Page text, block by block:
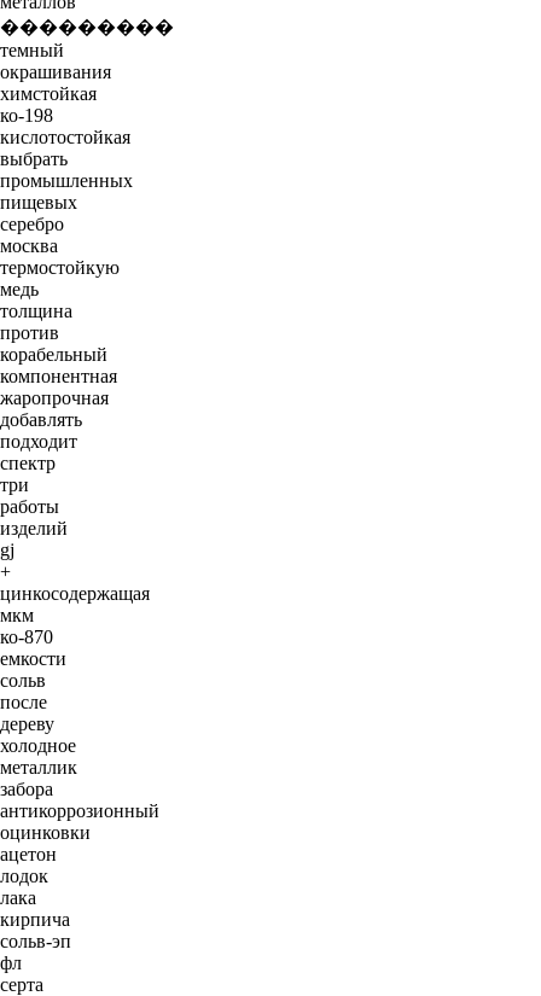
���������
темный
окрашивания
химстойкая
ко-198
кислотостойкая
выбрать
промышленных
пищевых
серебро
москва
термостойкую
медь
толщина
против
корабельный
компонентная
жаропрочная
добавлять
подходит
спектр
три
работы
изделий
gj
+
цинкосодержащая
мкм
ко-870
емкости
сольв
после
дереву
холодное
металлик
забора
антикоррозионный
оцинковки
ацетон
лодок
лака
кирпича
сольв-эп
фл
серта